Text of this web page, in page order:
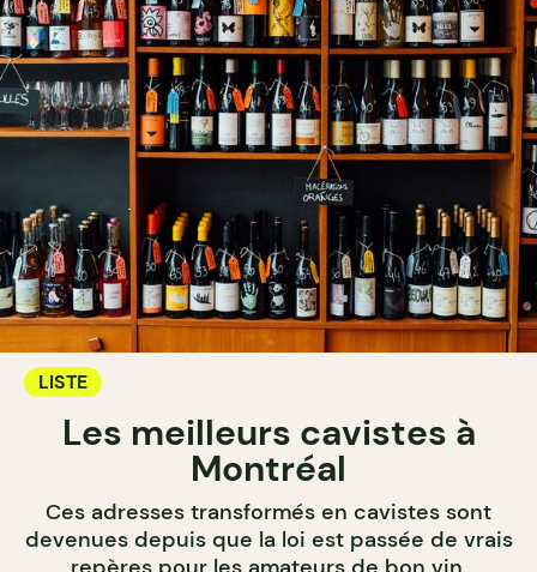
LISTE
Les meilleurs cavistes à
Montréal
Ces adresses transformés en cavistes sont
devenues depuis que la loi est passée de vrais